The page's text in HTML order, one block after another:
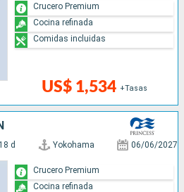
US$ 1,534 +Tasas
Crucero Premium
Cocina refinada
Comidas incluidas
18 d Yokohama 06/06/2027
Crucero Premium
Cocina refinada